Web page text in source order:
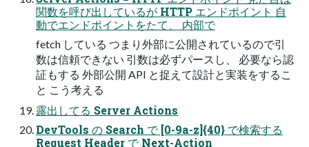
関数を呼び出しているが HTTP エンドポイント 自
動でエンドポイントをたて、 内部で
fetch している つまり外部に公開されているので引
数は信頼できない 引数は必ずパースし、 必要なら認
証もする 外部公開 API と捉えて設計と実装をするこ
と こう考える
露出してる Server Actions
DevTools の Search で [0-9a-z]{40} で検索する
Request Header で Next-Action